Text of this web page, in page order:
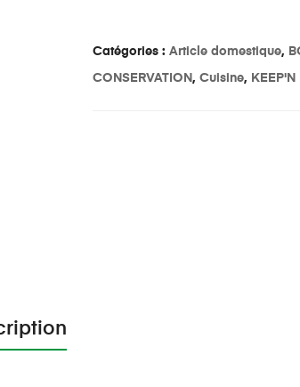
Catégories : Article domestique,
CONSERVATION, Cuisine, KEEP'N